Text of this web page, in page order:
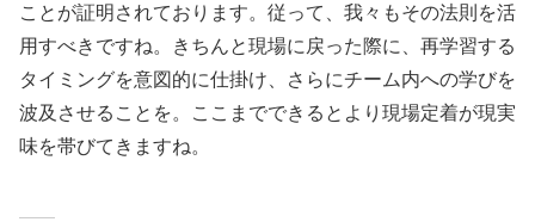
ことが証明されております。従って、我々もその法則を活
用すべきですね。きちんと現場に戻った際に、再学習する
タイミングを意図的に仕掛け、さらにチーム内への学びを
波及させることを。ここまでできるとより現場定着が現実
味を帯びてきますね。